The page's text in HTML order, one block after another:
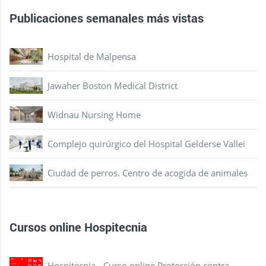
Publicaciones semanales más vistas
Hospital de Malpensa
Jawaher Boston Medical District
Widnau Nursing Home
Complejo quirúrgico del Hospital Gelderse Vallei
Ciudad de perros. Centro de acogida de animales
Cursos online Hospitecnia